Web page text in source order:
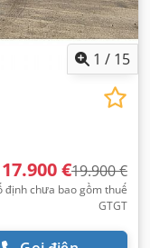
1 / 15
17.900 €19.900 €
định chưa bao gồm thuế
GTGT